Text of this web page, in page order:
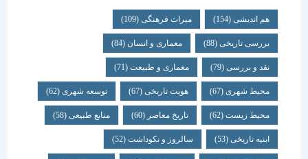
هم اندیشی (154) میراث فرهنگی (109)
بررسی تاریخی (88) معماری و انسان (84)
نقد و بررسی (79) معماری و طبیعت (71)
محیط شهری(67) هویت تاریخی(67) توسعه شهری(62)
محیط زیست(62) تاریخ معاصر(60) منابع طبیعی(58)
ابنیه تاریخی(53) سالروز و نکوداشت(52)